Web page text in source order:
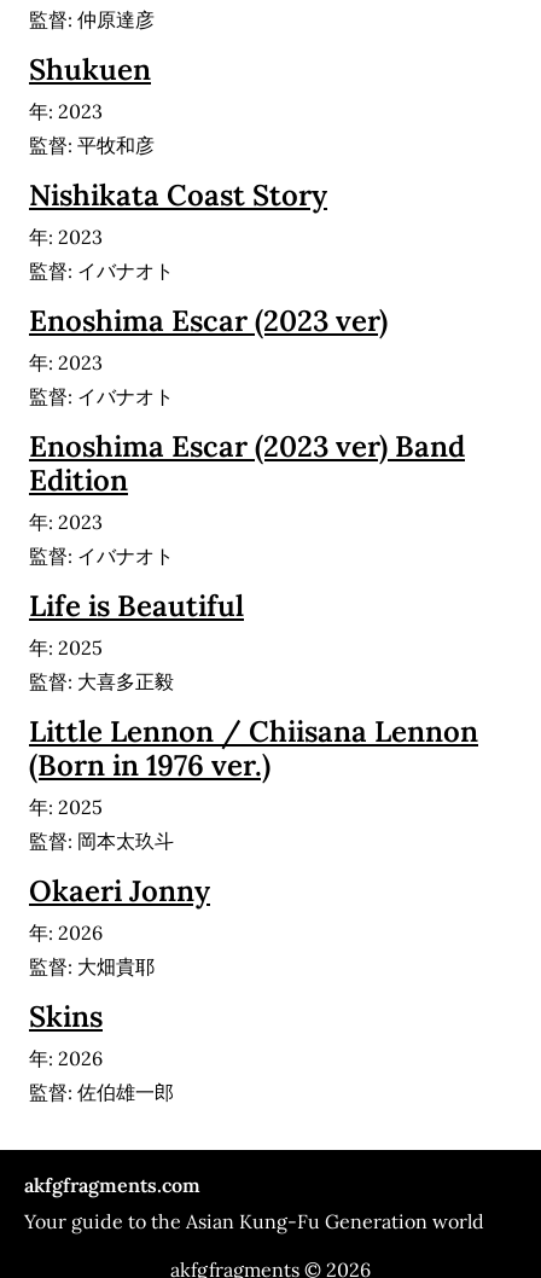
監督: 仲原達彦
Shukuen
年: 2023
監督: 平牧和彦
Nishikata Coast Story
年: 2023
監督: イバナオト
Enoshima Escar (2023 ver)
年: 2023
監督: イバナオト
Enoshima Escar (2023 ver) Band
Edition
年: 2023
監督: イバナオト
Life is Beautiful
年: 2025
監督: 大喜多正毅
Little Lennon / Chiisana Lennon
(Born in 1976 ver.)
年: 2025
監督: 岡本太玖斗
Okaeri Jonny
年: 2026
監督: 大畑貴耶
Skins
年: 2026
監督: 佐伯雄一郎
akfgfragments.com
Your guide to the Asian Kung-Fu Generation world
akfgfragments © 2026